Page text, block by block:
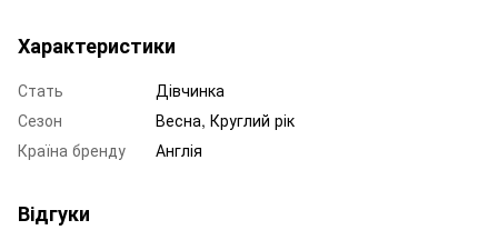
Характеристики
Стать
Дівчинка
Сезон
Весна, Круглий рік
Країна бренду
Англія
Відгуки